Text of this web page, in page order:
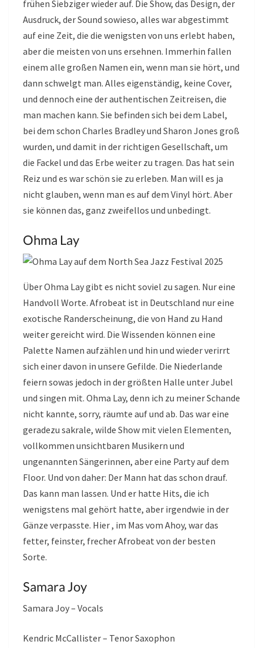
frühen Siebziger wieder auf. Die Show, das Design, der
Ausdruck, der Sound sowieso, alles war abgestimmt
auf eine Zeit, die die wenigsten von uns erlebt haben,
aber die meisten von uns ersehnen. Immerhin fallen
einem alle großen Namen ein, wenn man sie hört, und
dann schwelgt man. Alles eigenständig, keine Cover,
und dennoch eine der authentischen Zeitreisen, die
man machen kann. Sie befinden sich bei dem Label,
bei dem schon Charles Bradley und Sharon Jones groß
wurden, und damit in der richtigen Gesellschaft, um
die Fackel und das Erbe weiter zu tragen. Das hat sein
Reiz und es war schön sie zu erleben. Man will es ja
nicht glauben, wenn man es auf dem Vinyl hört. Aber
sie können das, ganz zweifellos und unbedingt.
Ohma Lay
Über Ohma Lay gibt es nicht soviel zu sagen. Nur eine
Handvoll Worte. Afrobeat ist in Deutschland nur eine
exotische Randerscheinung, die von Hand zu Hand
weiter gereicht wird. Die Wissenden können eine
Palette Namen aufzählen und hin und wieder verirrt
sich einer davon in unsere Gefilde. Die Niederlande
feiern sowas jedoch in der größten Halle unter Jubel
und singen mit. Ohma Lay, denn ich zu meiner Schande
nicht kannte, sorry, räumte auf und ab. Das war eine
geradezu sakrale, wilde Show mit vielen Elementen,
vollkommen unsichtbaren Musikern und
ungenannten Sängerinnen, aber eine Party auf dem
Floor. Und von daher: Der Mann hat das schon drauf.
Das kann man lassen. Und er hatte Hits, die ich
wenigstens mal gehört hatte, aber irgendwie in der
Gänze verpasste. Hier , im Mas vom Ahoy, war das
fetter, feinster, frecher Afrobeat von der besten
Sorte.
Samara Joy
Samara Joy – Vocals
Kendric McCallister – Tenor Saxophon